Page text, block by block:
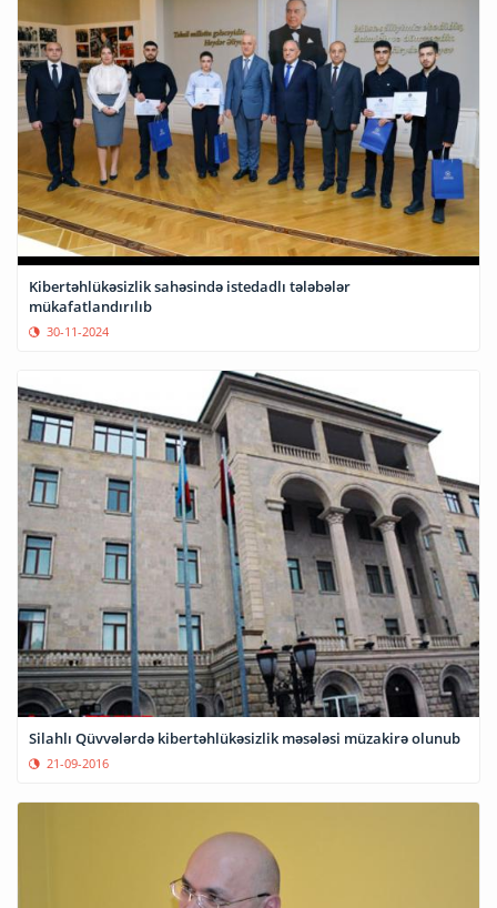
Kibertəhlükəsizlik sahəsində istedadlı tələbələr
mükafatlandırılıb
30-11-2024
Silahlı Qüvvələrdə kibertəhlükəsizlik məsələsi müzakirə olunub
21-09-2016